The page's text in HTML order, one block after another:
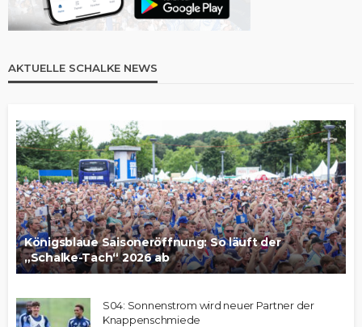
AKTUELLE SCHALKE NEWS
Königsblaue Saisoneröffnung: So läuft der
„Schalke-Tach“ 2026 ab
S04: Sonnenstrom wird neuer Partner der
Knappenschmiede